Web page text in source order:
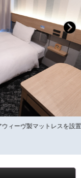
マットレスを設置